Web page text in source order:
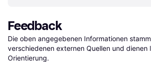
Feedback
Die oben angegebenen Informationen
verschiedenen externen Quellen und dienen
Orientierung.